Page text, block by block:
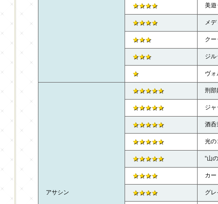
★★★★ 美遊
★★★★ メ
★★★ クー
★★★ ジル
★ ヴ
アサシン
★★★★★ 刑部
★★★★★ ジャ
★★★★★ 酒呑
★★★★★ 光の
★★★★★ “山
★★★★ カー
★★★★ グレ